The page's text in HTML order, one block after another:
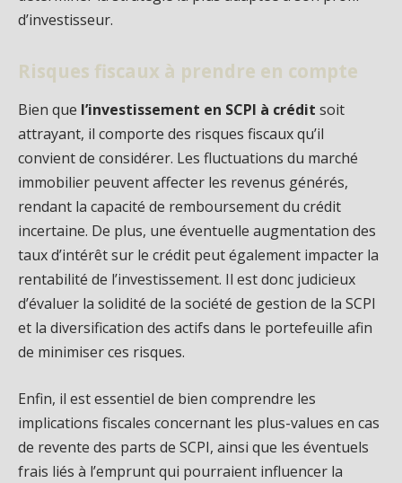
d’investisseur.
Risques fiscaux à prendre en compte
Bien que l’investissement en SCPI à crédit soit
attrayant, il comporte des risques fiscaux qu’il
convient de considérer. Les fluctuations du marché
immobilier peuvent affecter les revenus générés,
rendant la capacité de remboursement du crédit
incertaine. De plus, une éventuelle augmentation des
taux d’intérêt sur le crédit peut également impacter la
rentabilité de l’investissement. Il est donc judicieux
d’évaluer la solidité de la société de gestion de la SCPI
et la diversification des actifs dans le portefeuille afin
de minimiser ces risques.
Enfin, il est essentiel de bien comprendre les
implications fiscales concernant les plus-values en cas
de revente des parts de SCPI, ainsi que les éventuels
frais liés à l’emprunt qui pourraient influencer la